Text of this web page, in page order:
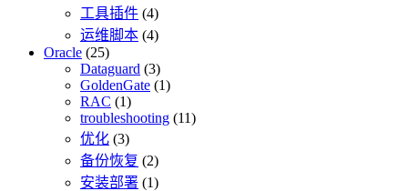
工具插件 (4)
运维脚本 (4)
Oracle (25)
Dataguard (3)
GoldenGate (1)
RAC (1)
troubleshooting (11)
优化 (3)
备份恢复 (2)
安装部署 (1)